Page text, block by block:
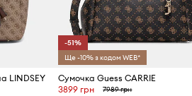
LINDSEY
-51%
Ще -10% з кодом WEB*
Сумочка Guess CARRIE
3899 грн
7989 грн